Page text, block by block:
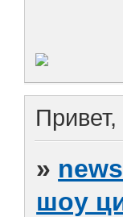
Привет,
»
шоу